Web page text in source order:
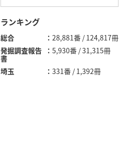
ランキング
総合
28,881番 / 124,817冊
発掘調査報告
書
5,930番 / 31,315冊
埼玉 331番 / 1,392冊